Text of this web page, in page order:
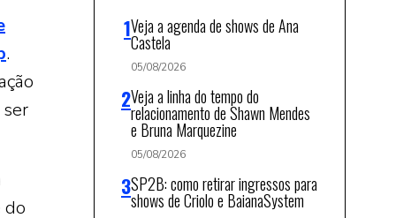
.
do
Veja a agenda de shows de Ana
Castela
05/08/2026
Veja a linha do tempo do
relacionamento de Shawn Mendes
e Bruna Marquezine
05/08/2026
SP2B: como retirar ingressos para
shows de Criolo e BaianaSystem